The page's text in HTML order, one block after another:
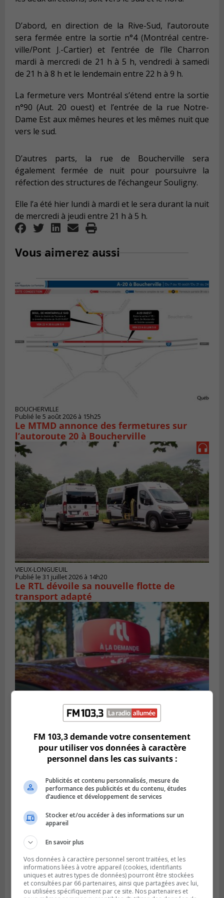
D’abord, en direction de la Rive-Sud, l’autoroute
sera fermée entre la sortie n°4 (Montréal centre-
ville/Pont J.-Cartier) et l’entrée de l’île Charron
mardi à mercredi de 21 h à 5 h, vendredi à samedi
de 21 h à 8 h et le lendemain entre 22 h à 9 h.
La fermeture vers Montréal s’étend entre la sortie
n°90 (Aut. 20 ouest) et l’entrée de la rue Notre-
Dame Est aux mêmes heures et les mêmes nuit que
vers le sud.
D’autres parts, la rue de Boucherville sera
également fermée de nuit pour poursuivre la
réfection des structures de l’échangeur Souligny.
Elle l’a été hier lundi à mardi et le sera durant la nuit
de mercredi à jeudi entre 21 h à 5 h.
Vous aimerez aussi
BOUCHERVILLE
Publié le 5 août 2026 à 15h25
Le MTMD annonce des fermetures sur
l’autoroute 20 à Boucherville
VIEUX-LONGUEUIL
Publié le 31 juillet 2026 à 14h20
Le RTL dévoile sa nouvelle flotte de
transport adapté
Publié le 31 juillet 2026 à 12h00
Le transport à la demande du RTL prend
de l’expansion à Brossard
BOUCHERVILLE
FM 103,3 demande votre consentement
pour utiliser vos données à caractère
personnel dans les cas suivants :
Publicités et contenu personnalisés, mesure de
performance des publicités et du contenu, études
d’audience et développement de services
Stocker et/ou accéder à des informations sur un
appareil
En savoir plus
Vos données à caractère personnel seront traitées, et les
informations liées à votre appareil (cookies, identifiants
uniques et autres types de données) pourront être stockées
et consultées par 66 partenaires, ainsi que partagées avec lui,
ou utilisées spécifiquement par ce site. Nos partenaires et